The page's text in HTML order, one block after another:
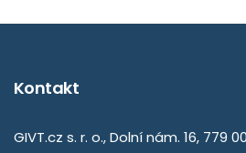
Kontakt
GIVT.cz s. r. o., Dolní nám. 16, 779